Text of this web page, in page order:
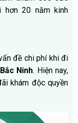
hơn 20 năm kinh
đề chi phí khi đi
Ninh. Hiện nay,
khám độc quyền